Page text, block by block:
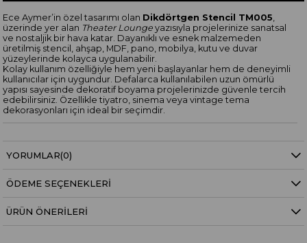
Ece Aymer’in özel tasarımı olan Dikdörtgen Stencil TM005,
üzerinde yer alan Theater Lounge yazısıyla projelerinize sanatsal
ve nostaljik bir hava katar. Dayanıklı ve esnek malzemeden
üretilmiş stencil, ahşap, MDF, pano, mobilya, kutu ve duvar
yüzeylerinde kolayca uygulanabilir.
Kolay kullanım özelliğiyle hem yeni başlayanlar hem de deneyimli
kullanıcılar için uygundur. Defalarca kullanılabilen uzun ömürlü
yapısı sayesinde dekoratif boyama projelerinizde güvenle tercih
edebilirsiniz. Özellikle tiyatro, sinema veya vintage tema
dekorasyonları için ideal bir seçimdir.
YORUMLAR(0)
ÖDEME SEÇENEKLERI
ÜRÜN ÖNERILERI